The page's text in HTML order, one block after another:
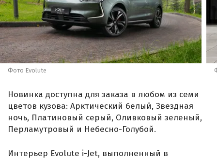
Фото Evolute
Новинка доступна для заказа в любом из семи
цветов кузова: Арктический белый, Звездная
ночь, Платиновый серый, Оливковый зеленый,
Перламутровый и Небесно-Голубой.
Интерьер Evolute i-Jet, выполненный в